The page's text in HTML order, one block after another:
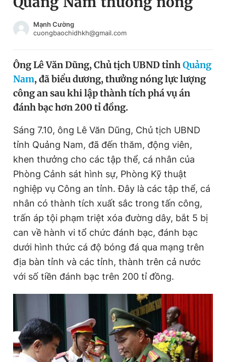
Chuyên mục khác
Chào ngày mới
Video Magazine
Tiện ích Bạn cần biết
Thông tin tòa soạn Liên hệ quảng cáo
Đọc Thanh Niên trên điện thoại
Hotline
0906 645 777
Liên hệ quảng cáo
0908 780 404
Tin đã xem
Đăng xuất
Mạnh Cường
cuongbaochidhkh@gmail.com
Ông Lê Văn Dũng, Chủ tịch UBND tỉnhQuảng
Nam, đã biểu dương, thưởng nóng lực lượng
công an sau khi lập thành tích phá vụ án
đánh bạc hơn 200 tỉ đồng.
Sáng 7.10, ông Lê Văn Dũng, Chủ tịch UBND
tỉnh Quảng Nam, đã đến thăm, động viên,
khen thưởng cho các tập thể, cá nhân của
Phòng Cảnh sát hình sự, Phòng Kỹ thuật
nghiệp vụ Công an tỉnh. Đây là các tập thể, cá
nhân có thành tích xuất sắc trong tấn công,
trấn áp tội phạm triệt xóa đường dây, bắt 5 bị
can về hành vi tổ chức đánh bạc, đánh bạc
dưới hình thức cá độ bóng đá qua mạng trên
địa bàn tỉnh và các tỉnh, thành trên cả nước
với số tiền đánh bạc trên 200 tỉ đồng.